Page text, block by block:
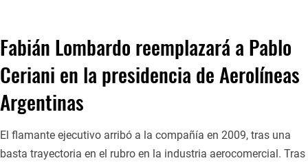
Fabián Lombardo reemplazará a Pablo
Ceriani en la presidencia de Aerolíneas
Argentinas
El flamante ejecutivo arribó a la compañía en 2009, tras una
basta trayectoria en el rubro en la industria aerocomercial. Tras